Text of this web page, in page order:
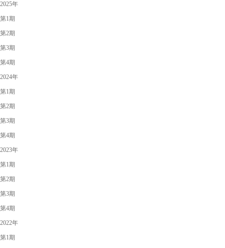
2025年
第1期
第2期
第3期
第4期
2024年
第1期
第2期
第3期
第4期
2023年
第1期
第2期
第3期
第4期
2022年
第1期